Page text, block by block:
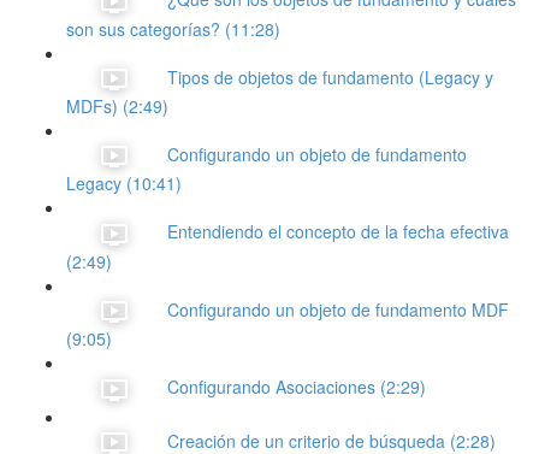
son sus categorías? (11:28)
Tipos de objetos de fundamento (Legacy y
MDFs) (2:49)
Configurando un objeto de fundamento
Legacy (10:41)
Entendiendo el concepto de la fecha efectiva
(2:49)
Configurando un objeto de fundamento MDF
(9:05)
Configurando Asociaciones (2:29)
Creación de un criterio de búsqueda (2:28)